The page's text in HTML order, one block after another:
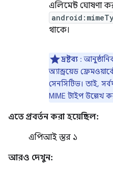
এলিমেন্ট ঘোষণা
থাকে।
দ্রষ্টব্য :
অ্যান্ড্রয়েড
সেনসিটিভ। তাই,
MIME টাইপ উল্লেখ
এতে প্রবর্তন করা হয়েছিল:
এপিআই স্তর ১
আরও দেখুন: